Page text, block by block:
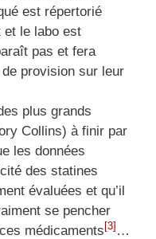
est répertorié
et le labo est
pas et fera
de provision sur leur
plus grands
Collins) à finir par
les données
des statines
évaluées et qu’il
se pencher
médicaments[3] …